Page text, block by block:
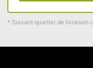
* Suivant quartier de livraison